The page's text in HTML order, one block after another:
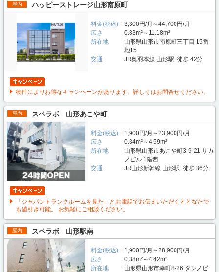
屋内 ハッピーストレージ山形南原町
料金(税込)
3,300円/月～44,700円/月
広さ
0.83m²～11.18m²
所在地
山形県山形市南原町三丁目 15番
地15
交通
JR奥羽本線 山形駅 徒歩 42分
物件によりお得なキャンペーンがあります。詳しくはお問合せください。
屋内 スペラボ 山形あこや町
料金(税込)
1,900円/月～23,900円/月
広さ
0.34m²～4.59m²
所在地
山形県山形市あこや町3-9-21 サカ
ノビル 1階西
交通
JR山形新幹線 山形駅 徒歩 36分
「ジャパントランクルームを見た」とお電話でお伝えいただくとどなたで
も値引き可能。 お気軽にご相談ください。
屋内 スペラボ 山形駅南
料金(税込)
1,900円/月～28,900円/月
広さ
0.38m²～4.42m²
所在地
山形県山形市幸町8-26 タンノビ